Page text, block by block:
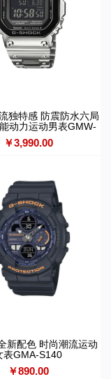
独特感 防震防水六局
动力运动男表GMW-
1PRN
￥3,990.00
新配色 时尚潮流运动
表GMA-S140
￥890.00